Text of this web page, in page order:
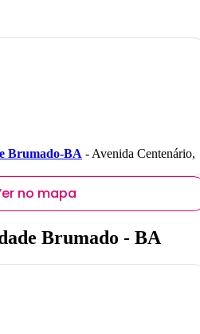
Brumado-BA - Avenida Centenário,
no mapa
Brumado - BA